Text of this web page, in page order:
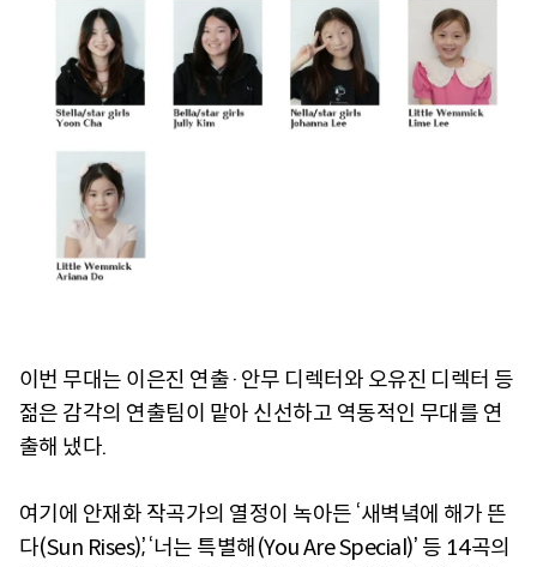
이번 무대는 이은진 연출·안무 디렉터와 오유진 디렉터 등
젊은 감각의 연출팀이 맡아 신선하고 역동적인 무대를 연
출해 냈다.
여기에 안재화 작곡가의 열정이 녹아든 ‘새벽녘에 해가 뜬
다(Sun Rises)’, ‘너는 특별해(You Are Special)’ 등 14곡의